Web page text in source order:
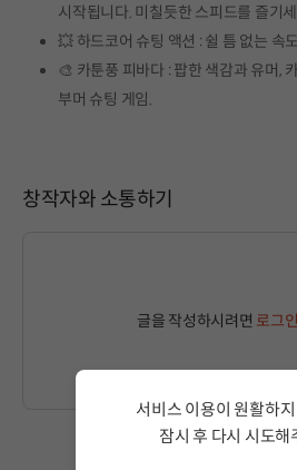
시작됩니다. 미칠듯한 스피드를 즐기세
💥 하드코어 슈팅 액션 : 쉴 틈 없는 속
🎨 카툰풍 피바다 : 팝한 색감과 유머,
부머 슈팅 게임.
창작자와 소통하기
글을 작성하시려면 로그인
서비스 이용이 원활하
잠시 후 다시 시도해